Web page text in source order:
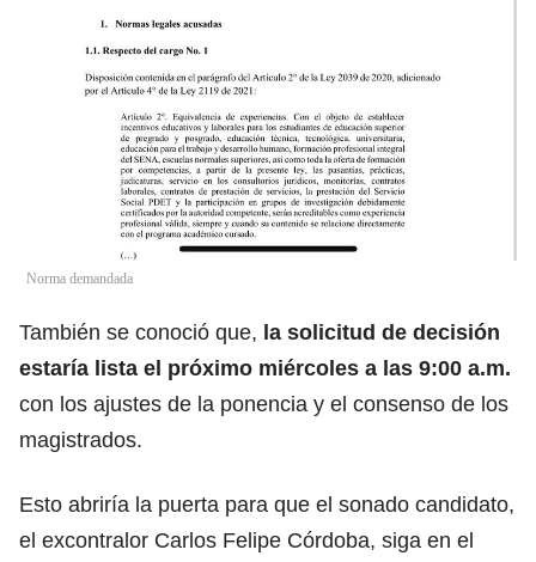
Norma demandada
También se conoció que, la solicitud de decisión
estaría lista el próximo miércoles a las 9:00 a.m.
con los ajustes de la ponencia y el consenso de los
magistrados.
Esto abriría la puerta para que el sonado candidato,
el excontralor Carlos Felipe Córdoba, siga en el